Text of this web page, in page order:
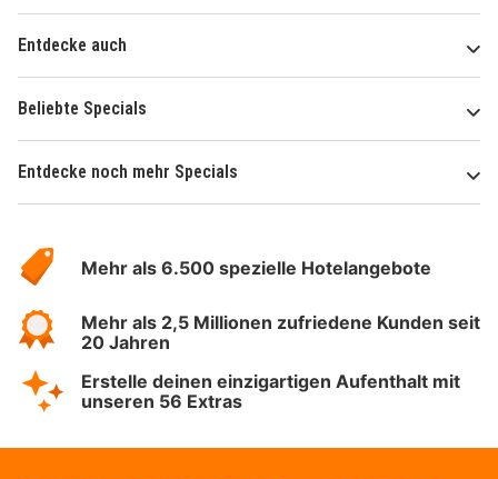
Entdecke auch
Beliebte Specials
Entdecke noch mehr Specials
Hotelspecials
Mehr als 6.500 spezielle Hotelangebote
Mehr als 2,5 Millionen zufriedene Kunden seit
20 Jahren
Erstelle deinen einzigartigen Aufenthalt mit
unseren 56 Extras